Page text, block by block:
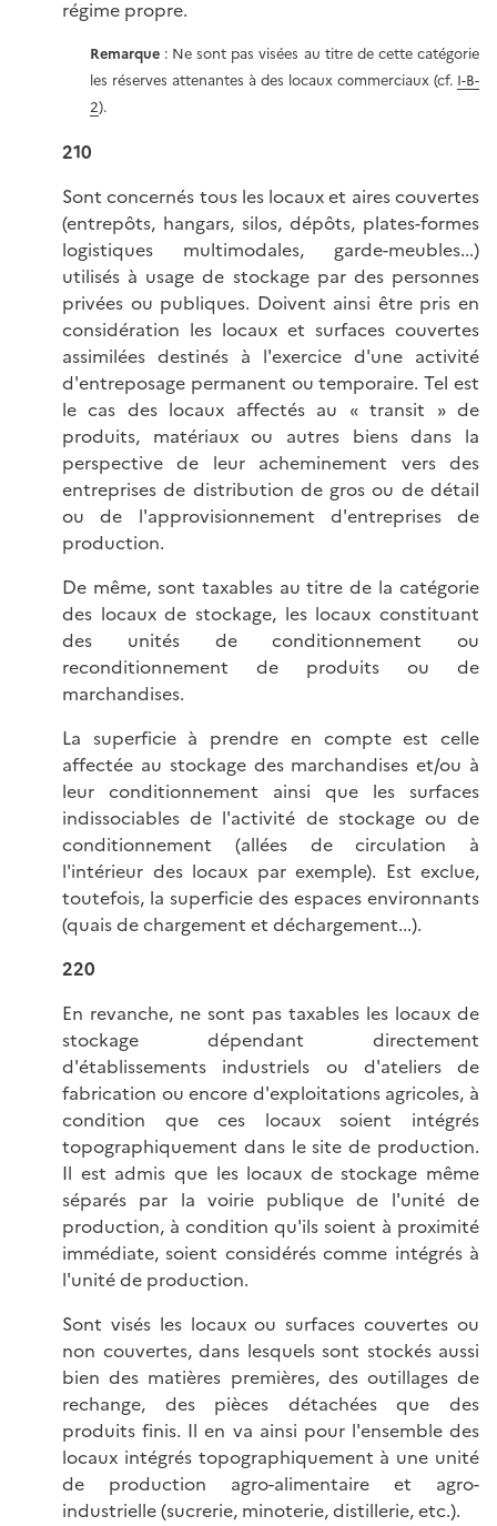
régime propre.
Remarque: Ne sont pas visées au titre de cette catégorie
les réserves attenantes à des locaux commerciaux (cf. I-B-
2).
210
Sont concernés tous les locaux et aires couvertes
(entrepôts, hangars, silos, dépôts, plates-formes
logistiques multimodales, garde-meubles...)
utilisés à usage de stockage par des personnes
privées ou publiques. Doivent ainsi être pris en
considération les locaux et surfaces couvertes
assimilées destinés à l'exercice d'une activité
d'entreposage permanent ou temporaire. Tel est
le cas des locaux affectés au « transit » de
produits, matériaux ou autres biens dans la
perspective de leur acheminement vers des
entreprises de distribution de gros ou de détail
ou de l'approvisionnement d'entreprises de
production.
De même, sont taxables au titre de la catégorie
des locaux de stockage, les locaux constituant
des unités de conditionnement ou
reconditionnement de produits ou de
marchandises.
La superficie à prendre en compte est celle
affectée au stockage des marchandises et/ou à
leur conditionnement ainsi que les surfaces
indissociables de l'activité de stockage ou de
conditionnement (allées de circulation à
l'intérieur des locaux par exemple). Est exclue,
toutefois, la superficie des espaces environnants
(quais de chargement et déchargement...).
220
En revanche, ne sont pas taxables les locaux de
stockage dépendant directement
d'établissements industriels ou d'ateliers de
fabrication ou encore d'exploitations agricoles, à
condition que ces locaux soient intégrés
topographiquement dans le site de production.
Il est admis que les locaux de stockage même
séparés par la voirie publique de l'unité de
production, à condition qu'ils soient à proximité
immédiate, soient considérés comme intégrés à
l'unité de production.
Sont visés les locaux ou surfaces couvertes ou
non couvertes, dans lesquels sont stockés aussi
bien des matières premières, des outillages de
rechange, des pièces détachées que des
produits finis. Il en va ainsi pour l'ensemble des
locaux intégrés topographiquement à une unité
de production agro-alimentaire et agro-
industrielle (sucrerie, minoterie, distillerie, etc.).